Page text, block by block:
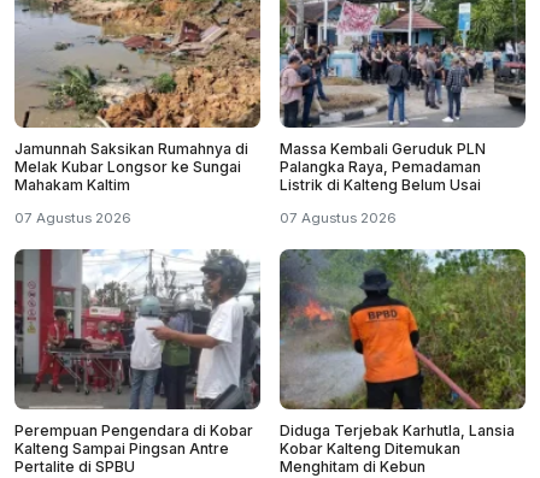
Jamunnah Saksikan Rumahnya di
Melak Kubar Longsor ke Sungai
Mahakam Kaltim
07 Agustus 2026
Massa Kembali Geruduk PLN
Palangka Raya, Pemadaman
Listrik di Kalteng Belum Usai
07 Agustus 2026
Perempuan Pengendara di Kobar
Kalteng Sampai Pingsan Antre
Pertalite di SPBU
Diduga Terjebak Karhutla, Lansia
Kobar Kalteng Ditemukan
Menghitam di Kebun